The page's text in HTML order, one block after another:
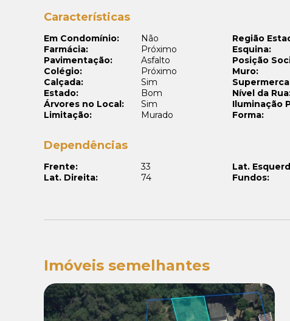
Características
Em Condomínio: Não Região
Farmácia:
Próximo Esquina:
Pavimentação:
Asfalto Posição
Colégio:
Próximo Muro:
Calçada:
Sim
Estado:
Bom Nível da
Árvores no Local:
Sim Iluminação
Limitação:
Murado Forma:
Dependências
Frente: 33 Lat.
Lat. Direita:
74 Fundos:
Imóveis semelhantes